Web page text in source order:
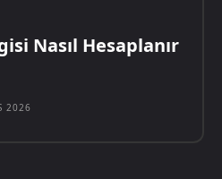
Nasıl Hesaplanır
2026